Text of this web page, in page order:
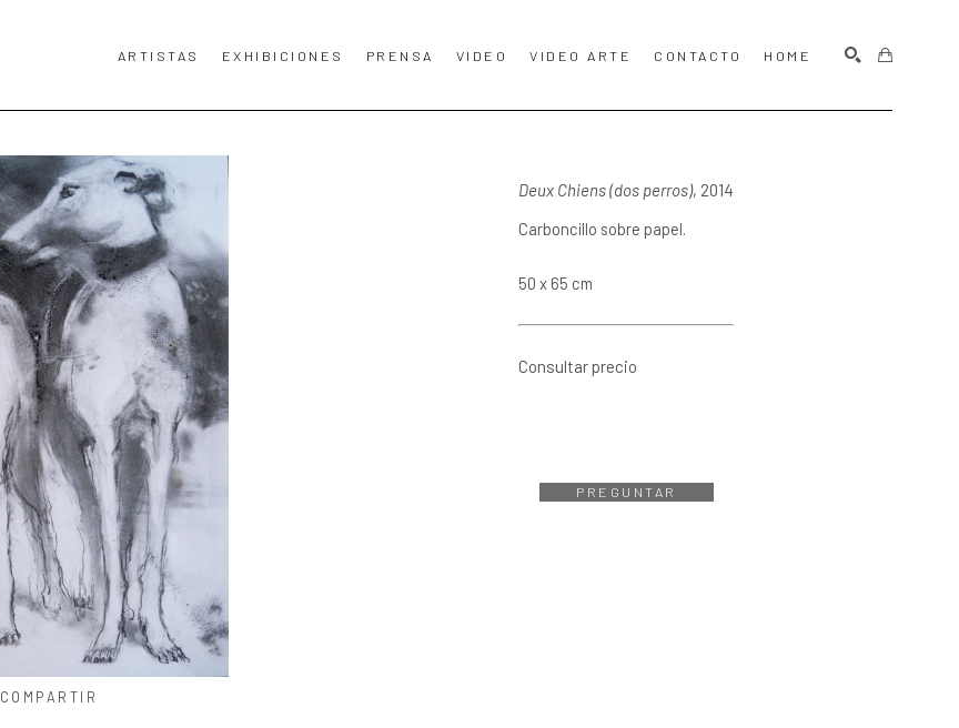
ARTISTAS EXHIBICIONES PRENSA VIDEO VIDEO ARTE CONTACTO HOME
COMPARTIR
Deux Chiens (dos perros), 2014
Carboncillo sobre papel.
50 x 65 cm
Consultar precio
PREGUNTAR